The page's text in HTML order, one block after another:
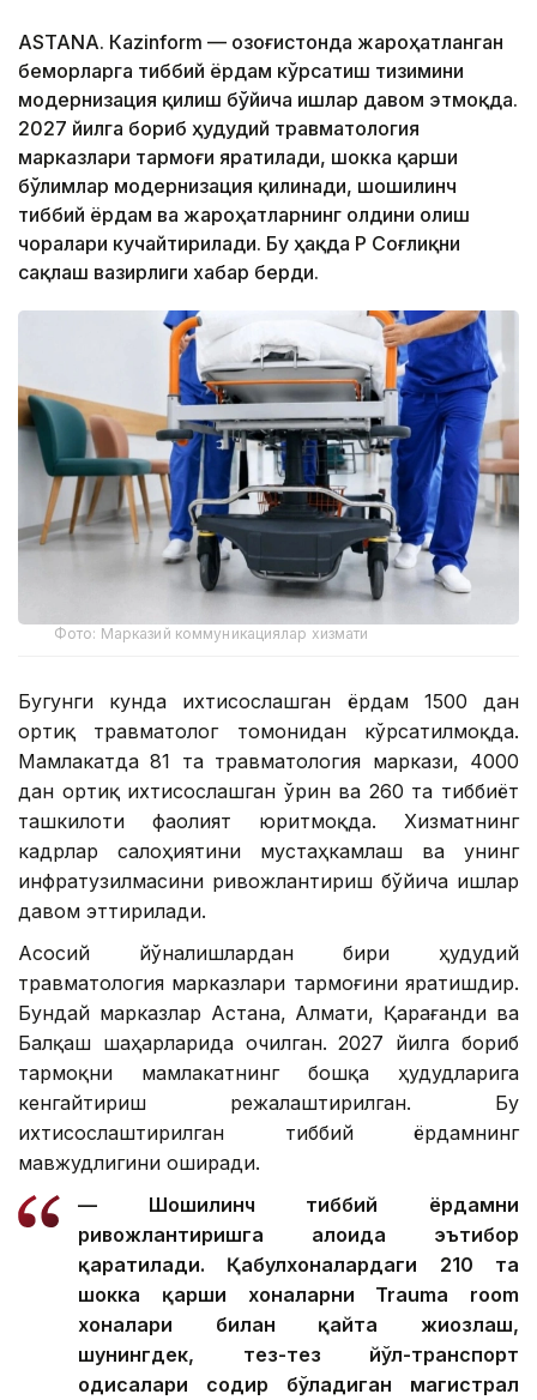
ASTANА. Кazinform — Қозоғистонда жароҳатланган
беморларга тиббий ёрдам кўрсатиш тизимини
модернизация қилиш бўйича ишлар давом этмоқда.
2027 йилга бориб ҳудудий травматология
марказлари тармоғи яратилади, шокка қарши
бўлимлар модернизация қилинади, шошилинч
тиббий ёрдам ва жароҳатларнинг олдини олиш
чоралари кучайтирилади. Бу ҳақда ҚР Соғлиқни
сақлаш вазирлиги хабар берди.
Фото: Марказий коммуникациялар хизмати
Бугунги кунда ихтисослашган ёрдам 1500 дан
ортиқ травматолог томонидан кўрсатилмоқда.
Мамлакатда 81 та травматология маркази, 4000
дан ортиқ ихтисослашган ўрин ва 260 та тиббиёт
ташкилоти фаолият юритмоқда. Хизматнинг
кадрлар салоҳиятини мустаҳкамлаш ва унинг
инфратузилмасини ривожлантириш бўйича ишлар
давом эттирилади.
Асосий йўналишлардан бири ҳудудий
травматология марказлари тармоғини яратишдир.
Бундай марказлар Астана, Алмати, Қарағанди ва
Балқаш шаҳарларида очилган. 2027 йилга бориб
тармоқни мамлакатнинг бошқа ҳудудларига
кенгайтириш режалаштирилган. Бу
ихтисослаштирилган тиббий ёрдамнинг
мавжудлигини оширади.
— Шошилинч тиббий ёрдамни
ривожлантиришга алоҳида эътибор
қаратилади. Қабулхоналардаги 210 та
шокка қарши хоналарни Trauma room
хоналари билан қайта жиҳозлаш,
шунингдек, тез-тез йўл-транспорт
ҳодисалари содир бўладиган магистрал